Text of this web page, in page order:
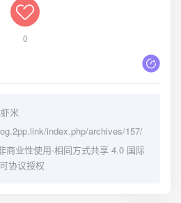
0
米
index.php/archives/157/
商业性使用-相同方式共享 4.0 国际
协议授权